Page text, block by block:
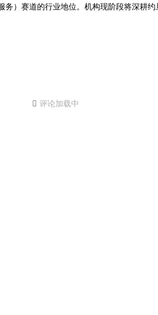
务）赛道的行业地位。机构现阶段将深耕
 评论加载中